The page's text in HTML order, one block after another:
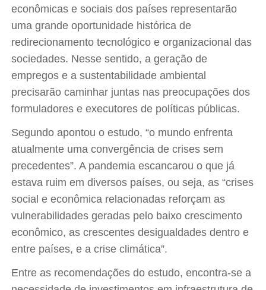
econômicas e sociais dos países representarão
uma grande oportunidade histórica de
redirecionamento tecnológico e organizacional das
sociedades. Nesse sentido, a geração de
empregos e a sustentabilidade ambiental
precisarão caminhar juntas nas preocupações dos
formuladores e executores de políticas públicas.
Segundo apontou o estudo, “o mundo enfrenta
atualmente uma convergência de crises sem
precedentes”. A pandemia escancarou o que já
estava ruim em diversos países, ou seja, as “crises
social e econômica relacionadas reforçam as
vulnerabilidades geradas pelo baixo crescimento
econômico, as crescentes desigualdades dentro e
entre países, e a crise climática”.
Entre as recomendações do estudo, encontra-se a